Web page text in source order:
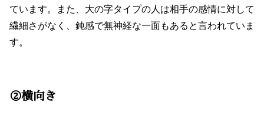
ています。また、大の字タイプの人は相手の感情に対して
繊細さがなく、鈍感で無神経な一面もあると言われていま
す。
②横向き